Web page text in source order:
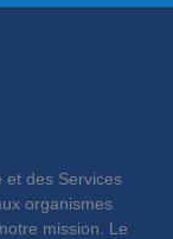
et des Services
organismes
mission. Le